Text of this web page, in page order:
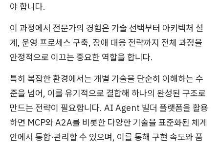
야 합니다.
이 과정에서 전문가의 경험은 기술 선택부터 아키텍처 설
계, 운영 프로세스 구축, 장애 대응 전략까지 전체 과정을
안정적으로 이끄는 중요한 역할을 합니다.
특히 복잡한 환경에서는 개별 기술을 단순히 이해하는 수
준을 넘어, 이를 유기적으로 결합해 하나의 완성된 구조로
만드는 전략이 필요합니다. AI Agent 빌더 플랫폼을 활용
하면 MCP와 A2A를 비롯한 다양한 기술을 표준화된 체계
안에서 통합·관리할 수 있으며, 이를 통해 구현 속도와 품